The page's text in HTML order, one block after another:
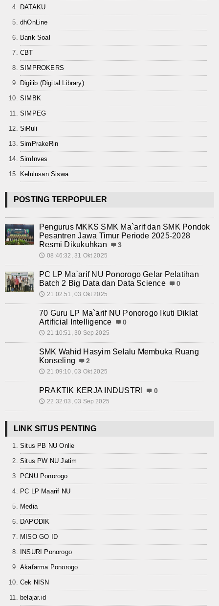
DATAKU
dhOnLine
Bank Soal
CBT
SIMPROKERS
Digilib (Digital Library)
SIMBK
SIMPEG
SiRuli
SimPrakeRin
SimInves
Kelulusan Siswa
POSTING TERPOPULER
Pengurus MKKS SMK Ma`arif dan SMK Pondok
Pesantren Jawa Timur Periode 2025-2028
Resmi Dikukuhkan
3
🕔 08:46:32, 31 Okt 2025
PC LP Ma`arif NU Ponorogo Gelar Pelatihan
Batch 2 Big Data dan Data Science
0
🕔 21:02:51, 03 Okt 2025
70 Guru LP Ma`arif NU Ponorogo Ikuti Diklat
Artificial Intelligence
0
🕔 21:10:51, 30 Sep 2025
SMK Wahid Hasyim Selalu Membuka Ruang
Konseling
2
🕔 21:09:10, 03 Okt 2025
PRAKTIK KERJA INDUSTRI 0
🕔 22:32:03, 03 Sep 2025
LINK SITUS PENTING
Situs PB NU Onlie
Situs PW NU Jatim
PCNU Ponorogo
PC LP Maarif NU
Media
DAPODIK
MISO GO ID
INSURI Ponorogo
Akafarma Ponorogo
Cek NISN
belajar.id